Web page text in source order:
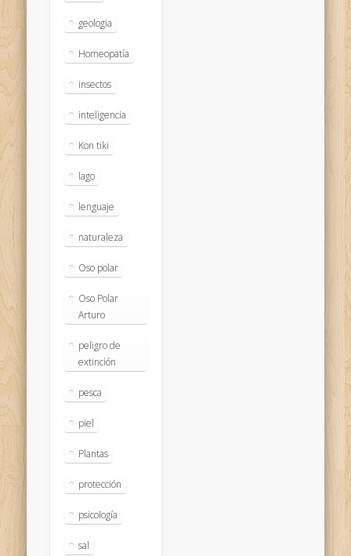
geologia
Homeopatía
insectos
inteligencia
Kon tiki
lago
lenguaje
naturaleza
Oso polar
Oso Polar
Arturo
peligro de
extinción
pesca
piel
Plantas
protección
psicología
sal